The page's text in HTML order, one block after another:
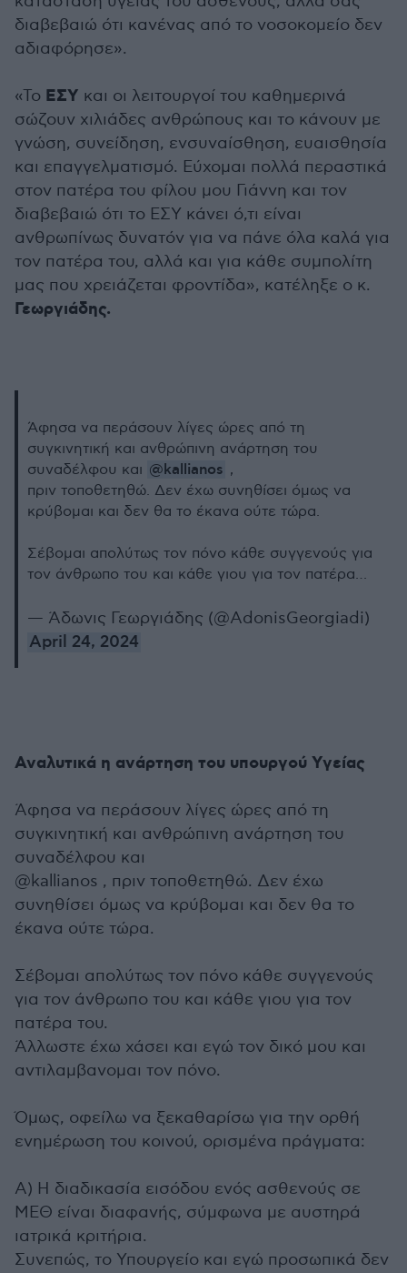
διαβεβαιώ ότι κανένας από το νοσοκομείο δεν
αδιαφόρησε».
«Το ΕΣΥ και οι λειτουργοί του καθημερινά
σώζουν χιλιάδες ανθρώπους και το κάνουν με
γνώση, συνείδηση, ενσυναίσθηση, ευαισθησία
και επαγγελματισμό. Εύχομαι πολλά περαστικά
στον πατέρα του φίλου μου Γιάννη και τον
διαβεβαιώ ότι το ΕΣΥ κάνει ό,τι είναι
ανθρωπίνως δυνατόν για να πάνε όλα καλά για
τον πατέρα του, αλλά και για κάθε συμπολίτη
μας που χρειάζεται φροντίδα», κατέληξε ο κ.
Γεωργιάδης.
Άφησα να περάσουν λίγες ώρες από τη
συγκινητική και ανθρώπινη ανάρτηση του
συναδέλφου και @kallianos ,
πριν τοποθετηθώ. Δεν έχω συνηθίσει όμως να
κρύβομαι και δεν θα το έκανα ούτε τώρα.
Σέβομαι απολύτως τον πόνο κάθε συγγενούς για
τον άνθρωπο του και κάθε γιου για τον πατέρα…
— Άδωνις Γεωργιάδης (@AdonisGeorgiadi)
April 24, 2024
Αναλυτικά η ανάρτηση του υπουργού Υγείας
Άφησα να περάσουν λίγες ώρες από τη
συγκινητική και ανθρώπινη ανάρτηση του
συναδέλφου και
@kallianos , πριν τοποθετηθώ. Δεν έχω
συνηθίσει όμως να κρύβομαι και δεν θα το
έκανα ούτε τώρα.
Σέβομαι απολύτως τον πόνο κάθε συγγενούς
για τον άνθρωπο του και κάθε γιου για τον
πατέρα του.
Άλλωστε έχω χάσει και εγώ τον δικό μου και
αντιλαμβανομαι τον πόνο.
Όμως, οφείλω να ξεκαθαρίσω για την ορθή
ενημέρωση του κοινού, ορισμένα πράγματα:
Α) Η διαδικασία εισόδου ενός ασθενούς σε
ΜΕΘ είναι διαφανής, σύμφωνα με αυστηρά
ιατρικά κριτήρια.
Συνεπώς, το Υπουργείο και εγώ προσωπικά δεν